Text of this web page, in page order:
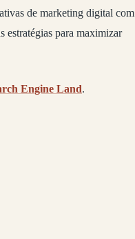
de marketing digital com
estratégias para maximizar
Engine Land.